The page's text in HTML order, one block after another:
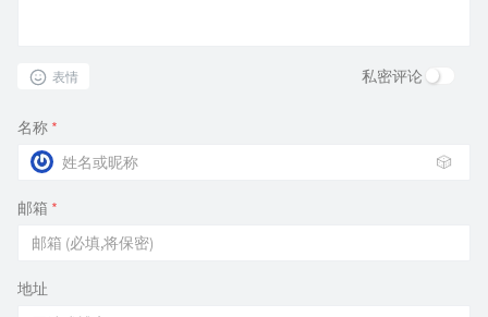
表情 私密评论
名称 *
🎲
邮箱 *
地址